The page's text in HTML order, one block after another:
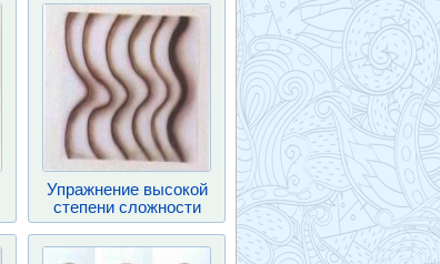
Упражнение высокой
степени сложности